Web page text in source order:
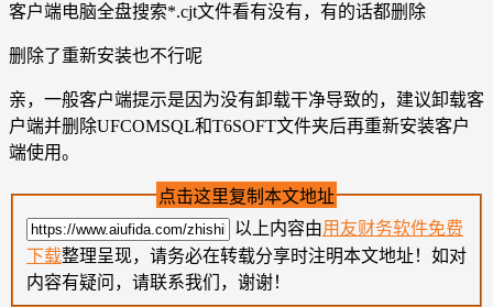
客户端电脑全盘搜索*.cjt文件看有没有，有的话都删除
删除了重新安装也不行呢
亲，一般客户端提示是因为没有卸载干净导致的，建议卸载客
户端并删除UFCOMSQL和T6SOFT文件夹后再重新安装客户
端使用。
点击这里复制本文地址
以上内容由用友财务软件免费
下载整理呈现，请务必在转载分享时注明本文地址！如对
内容有疑问，请联系我们，谢谢！